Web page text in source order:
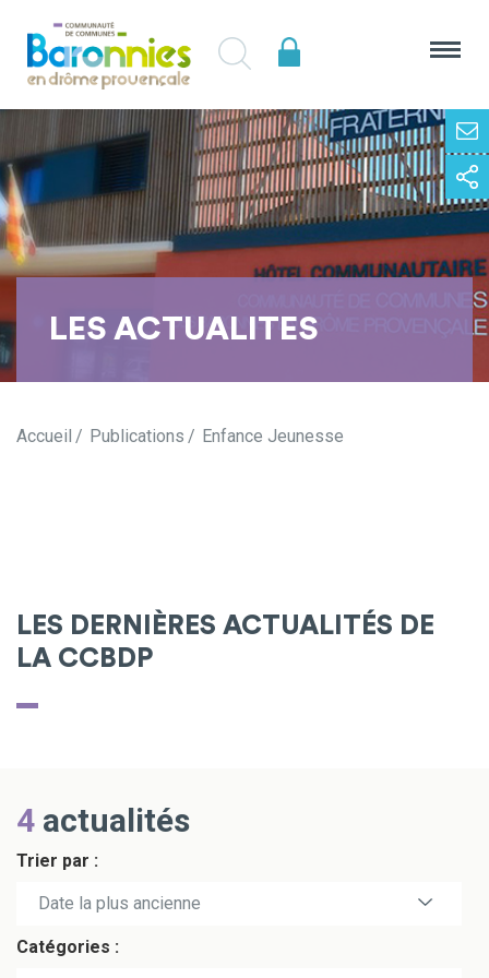
LES ACTUALITES
Accueil Publications Enfance Jeunesse
LES DERNIÈRES ACTUALITÉS DE
LA CCBDP
4 actualités
Trier par :
Date la plus récente
Date la plus ancienne
Catégories :